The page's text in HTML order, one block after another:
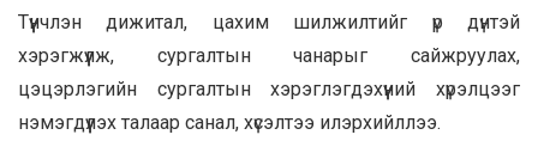
Түүнчлэн дижитал, цахим шилжилтийг үр дүнтэй
хэрэгжүүлж, сургалтын чанарыг сайжруулах,
цэцэрлэгийн сургалтын хэрэглэгдэхүүний хүрэлцээг
нэмэгдүүлэх талаар санал, хүсэлтээ илэрхийллээ.